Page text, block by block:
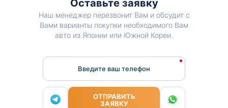
Оставьте заявку
Наш менеджер перезвонит Вам и обсудит с
Вами варианты покупки необходимого Вам
авто из Японии или Южной Кореи.
Введите ваш телефон
ОТПРАВИТЬ
ЗАЯВКУ